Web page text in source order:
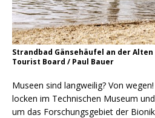
Strandbad Gänsehäufel an der Alten
Tourist Board / Paul Bauer
Museen sind langweilig? Von
locken im Technischen Museum
um das Forschungsgebiet der